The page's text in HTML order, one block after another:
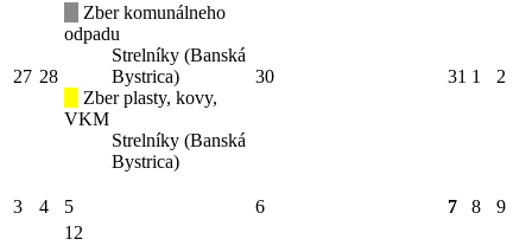
27 28
Zber komunálneho
odpadu
Strelníky (Banská
Bystrica)
Zber plasty, kovy,
VKM
Strelníky (Banská
Bystrica)
30 31 1 2
3 4 5 6 7 8 9
12